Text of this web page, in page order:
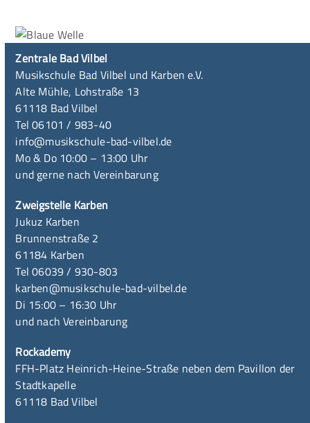
Zentrale Bad Vilbel
Musikschule Bad Vilbel und Karben e.V.
Alte Mühle, Lohstraße 13
61118 Bad Vilbel
Tel 06101 / 983-40
info@musikschule-bad-vilbel.de
Mo & Do 10:00 – 13:00 Uhr
und gerne nach Vereinbarung
Zweigstelle Karben
Jukuz Karben
Brunnenstraße 2
61184 Karben
Tel 06039 / 930-803
karben@musikschule-bad-vilbel.de
Di 15:00 – 16:30 Uhr
und nach Vereinbarung
Rockademy
FFH-Platz Heinrich-Heine-Straße neben dem Pavillon der
Stadtkapelle
61118 Bad Vilbel